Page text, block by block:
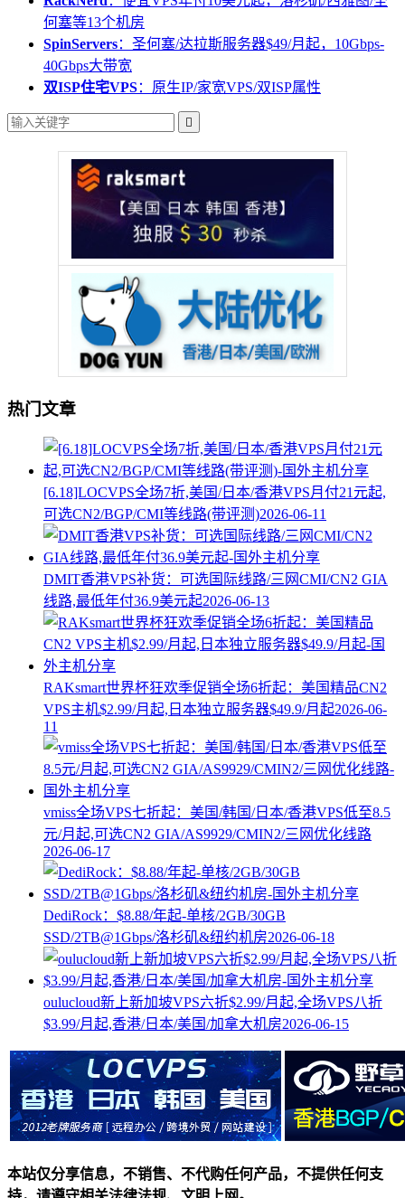
何塞等13个机房
SpinServers：圣何塞/达拉斯服务器$49/月起，10Gbps-
40Gbps大带宽
双ISP住宅VPS：原生IP/家宽VPS/双ISP属性

热门文章
[6.18]LOCVPS全场7折,美国/日本/香港VPS月付21元起,
可选CN2/BGP/CMI等线路(带评测)2026-06-11
DMIT香港VPS补货：可选国际线路/三网CMI/CN2 GIA
线路,最低年付36.9美元起2026-06-13
RAKsmart世界杯狂欢季促销全场6折起：美国精品CN2
VPS主机$2.99/月起,日本独立服务器$49.9/月起2026-06-
11
vmiss全场VPS七折起：美国/韩国/日本/香港VPS低至8.5
元/月起,可选CN2 GIA/AS9929/CMIN2/三网优化线路
2026-06-17
DediRock：$8.88/年起-单核/2GB/30GB
SSD/2TB@1Gbps/洛杉矶&纽约机房2026-06-18
oulucloud新上新加坡VPS六折$2.99/月起,全场VPS八折
$3.99/月起,香港/日本/美国/加拿大机房2026-06-15
本站仅分享信息，不销售、不代购任何产品，不提供任何支